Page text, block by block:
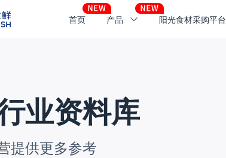
首页 产品 阳光食材采购平台
业资料库
提供更多参考